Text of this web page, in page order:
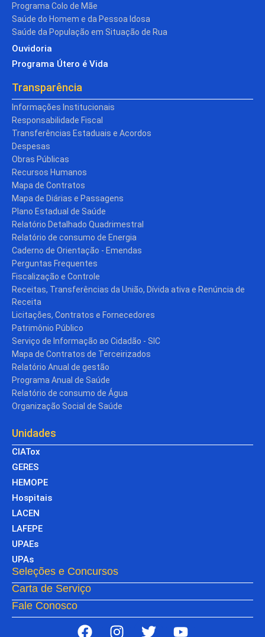
Programa Colo de Mãe
Saúde do Homem e da Pessoa Idosa
Saúde da População em Situação de Rua
Ouvidoria
Programa Útero é Vida
Transparência
Informações Institucionais
Responsabilidade Fiscal
Transferências Estaduais e Acordos
Despesas
Obras Públicas
Recursos Humanos
Mapa de Contratos
Mapa de Diárias e Passagens
Plano Estadual de Saúde
Relatório Detalhado Quadrimestral
Relatório de consumo de Energia
Caderno de Orientação - Emendas
Perguntas Frequentes
Fiscalização e Controle
Receitas, Transferências da União, Dívida ativa e Renúncia de
Receita
Licitações, Contratos e Fornecedores
Patrimônio Público
Serviço de Informação ao Cidadão - SIC
Mapa de Contratos de Terceirizados
Relatório Anual de gestão
Programa Anual de Saúde
Relatório de consumo de Água
Organização Social de Saúde
Unidades
CIATox
GERES
HEMOPE
Hospitais
LACEN
LAFEPE
UPAEs
UPAs
Seleções e Concursos
Carta de Serviço
Fale Conosco